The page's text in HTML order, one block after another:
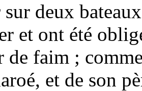
deux
et ont été
de faim ;
et de son